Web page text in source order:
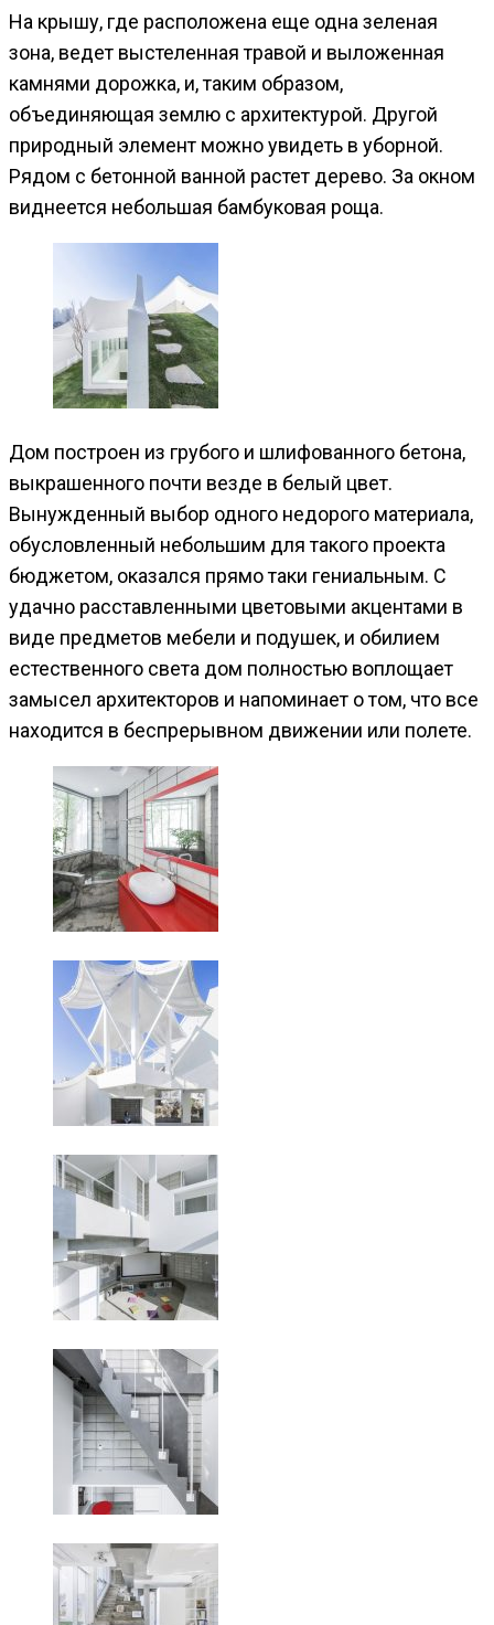
На крышу, где расположена еще одна зеленая
зона, ведет выстеленная травой и выложенная
камнями дорожка, и, таким образом,
объединяющая землю с архитектурой. Другой
природный элемент можно увидеть в уборной.
Рядом с бетонной ванной растет дерево. За окном
виднеется небольшая бамбуковая роща.
Дом построен из грубого и шлифованного бетона,
выкрашенного почти везде в белый цвет.
Вынужденный выбор одного недорого материала,
обусловленный небольшим для такого проекта
бюджетом, оказался прямо таки гениальным. С
удачно расставленными цветовыми акцентами в
виде предметов мебели и подушек, и обилием
естественного света дом полностью воплощает
замысел архитекторов и напоминает о том, что все
находится в беспрерывном движении или полете.